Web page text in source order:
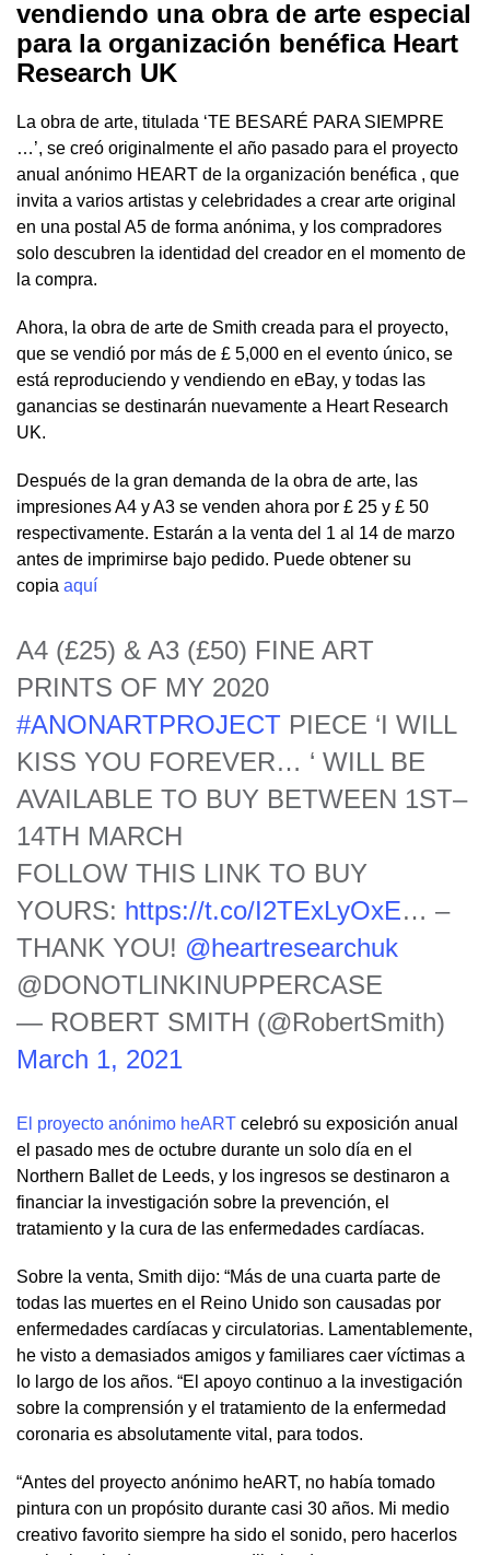
vendiendo una obra de arte especial
para la organización benéfica Heart
Research UK
La obra de arte, titulada ‘TE BESARÉ PARA SIEMPRE
…’, se creó originalmente el año pasado para el proyecto
anual anónimo HEART de la organización benéfica , que
invita a varios artistas y celebridades a crear arte original
en una postal A5 de forma anónima, y ​​los compradores
solo descubren la identidad del creador en el momento de
la compra.
Ahora, la obra de arte de Smith creada para el proyecto,
que se vendió por más de £ 5,000 en el evento único, se
está reproduciendo y vendiendo en eBay, y todas las
ganancias se destinarán nuevamente a Heart Research
UK.
Después de la gran demanda de la obra de arte, las
impresiones A4 y A3 se venden ahora por £ 25 y £ 50
respectivamente. Estarán a la venta del 1 al 14 de marzo
antes de imprimirse bajo pedido. Puede obtener su
copia aquí
A4 (£25) & A3 (£50) FINE ART
PRINTS OF MY 2020
#ANONARTPROJECT PIECE ‘I WILL
KISS YOU FOREVER… ‘ WILL BE
AVAILABLE TO BUY BETWEEN 1ST–
14TH MARCH
FOLLOW THIS LINK TO BUY
YOURS: https://t.co/I2TExLyOxE… –
THANK YOU! @heartresearchuk
@DONOTLINKINUPPERCASE
— ROBERT SMITH (@RobertSmith)
March 1, 2021
El proyecto anónimo heART celebró su exposición anual
el pasado mes de octubre durante un solo día en el
Northern Ballet de Leeds, y los ingresos se destinaron a
financiar la investigación sobre la prevención, el
tratamiento y la cura de las enfermedades cardíacas.
Sobre la venta, Smith dijo: “Más de una cuarta parte de
todas las muertes en el Reino Unido son causadas por
enfermedades cardíacas y circulatorias. Lamentablemente,
he visto a demasiados amigos y familiares caer víctimas a
lo largo de los años. “El apoyo continuo a la investigación
sobre la comprensión y el tratamiento de la enfermedad
coronaria es absolutamente vital, para todos.
“Antes del proyecto anónimo heART, no había tomado
pintura con un propósito durante casi 30 años. Mi medio
creativo favorito siempre ha sido el sonido, pero hacerlos